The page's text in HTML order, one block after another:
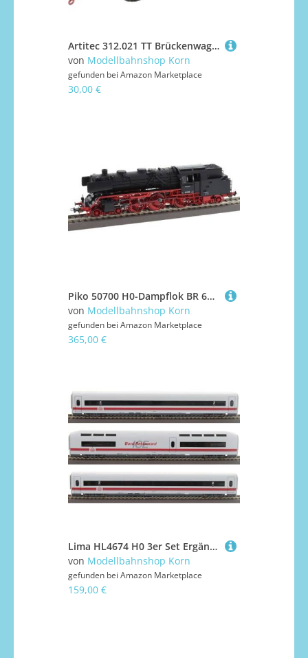
Artitec 312.021 TT Brückenwagen für Traktor
von Modellbahnshop Korn
gefunden bei Amazon Marketplace
30,00 €
Piko 50700 H0-Dampflok BR 62, DB, Ep.III
von Modellbahnshop Korn
gefunden bei Amazon Marketplace
365,00 €
Lima HL4674 H0 3er Set Ergänzungswagen BR 401 Ice 1, DBAG, Ep.IV-V
von Modellbahnshop Korn
gefunden bei Amazon Marketplace
159,00 €